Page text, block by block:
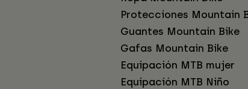
Protecciones Mountain
Guantes Mountain Bike
Gafas Mountain Bike
Equipación MTB mujer
Equipación MTB Niño